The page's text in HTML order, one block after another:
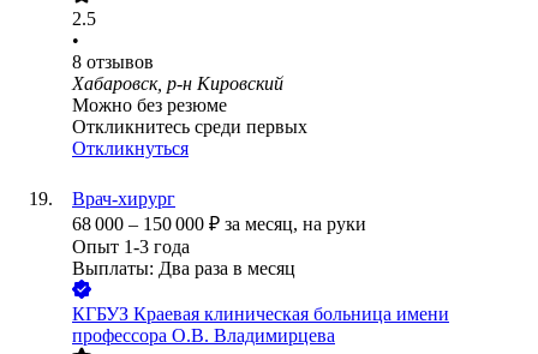
2.5
•
8 отзывов
Хабаровск, р-н Кировский
Можно без резюме
Откликнитесь среди первых
Откликнуться
Врач-хирург
68 000 – 150 000 ₽ за месяц, на руки
Опыт 1-3 года
Выплаты: Два раза в месяц
КГБУЗ Краевая клиническая больница имени
профессора О.В. Владимирцева